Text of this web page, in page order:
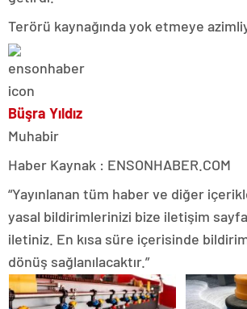
Terörü kaynağında yok etmeye
Büşra Yıldız
Muhabir
Haber Kaynak : ENSONHABER.COM
“Yayınlanan tüm haber ve diğer
yasal bildirimlerinizi bize iletişim
iletiniz. En kısa süre içerisinde
dönüş sağlanılacaktır.”